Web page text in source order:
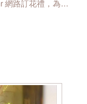
網路訂花禮，為您